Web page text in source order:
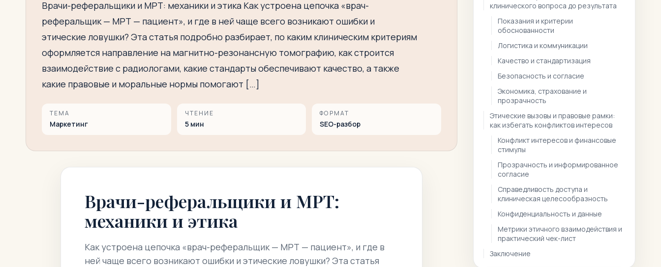
Врачи-реферальщики и МРТ: механики и этика Как устроена цепочка «врач-
реферальщик — МРТ — пациент», и где в ней чаще всего возникают ошибки и
этические ловушки? Эта статья подробно разбирает, по каким клиническим критериям
оформляется направление на магнитно-резонансную томографию, как строится
взаимодействие с радиологами, какие стандарты обеспечивают качество, а также
какие правовые и моральные нормы помогают […]
ТЕМА
Маркетинг
ЧТЕНИЕ
5мин
ФОРМАТ
SEO-разбор
Врачи-реферальщики и МРТ:
механики и этика
Как устроена цепочка «врач-реферальщик — МРТ — пациент», и где в
ней чаще всего возникают ошибки и этические ловушки? Эта статья
клинического вопроса до результата
Показания и критерии
обоснованности
Логистика и коммуникации
Качество и стандартизация
Безопасность и согласие
Экономика, страхование и
прозрачность
Этические вызовы и правовые рамки:
как избегать конфликтов интересов
Конфликт интересов и финансовые
стимулы
Прозрачность и информированное
согласие
Справедливость доступа и
клиническая целесообразность
Конфиденциальность и данные
Метрики этичного взаимодействия и
практический чек-лист
Заключение